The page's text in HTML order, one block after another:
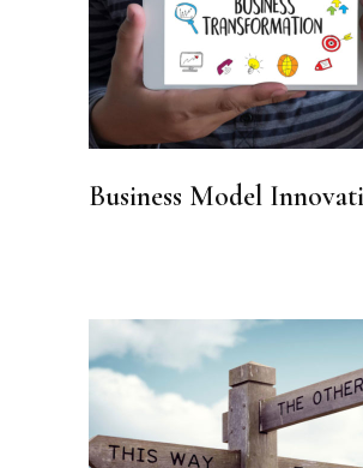
Business Model